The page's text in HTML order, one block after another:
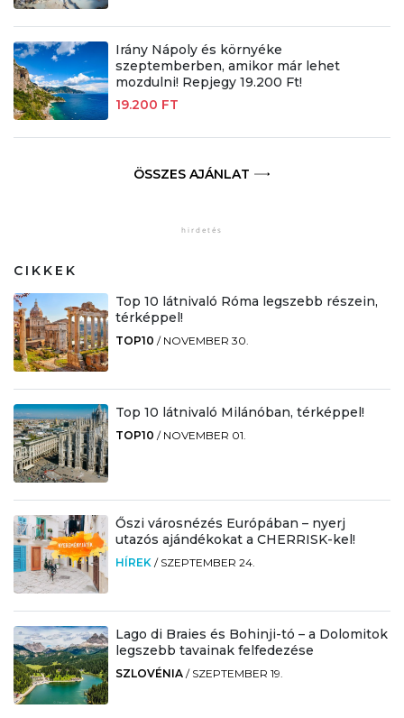
Irány Nápoly és környéke
szeptemberben, amikor már lehet
mozdulni! Repjegy 19.200 Ft!
19.200 FT
ÖSSZES AJÁNLAT
CIKKEK
Top 10 látnivaló Róma legszebb részein,
térképpel!
TOP10 / NOVEMBER 30.
Top 10 látnivaló Milánóban, térképpel!
TOP10 / NOVEMBER 01.
Őszi városnézés Európában – nyerj
utazós ajándékokat a CHERRISK-kel!
HÍREK / SZEPTEMBER 24.
Lago di Braies és Bohinji-tó – a Dolomitok
legszebb tavainak felfedezése
SZLOVÉNIA / SZEPTEMBER 19.